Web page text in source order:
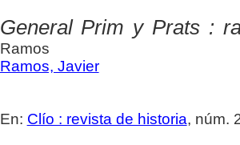
General Prim y Prats :
Ramos
Ramos, Javier
En: Clío : revista de historia, núm.